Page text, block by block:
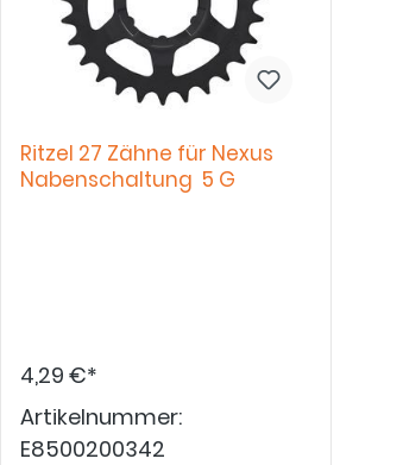
Ritzel 27 Zähne für Nexus
Nabenschaltung 5 G
4,29 €*
Artikelnummer:
E8500200342